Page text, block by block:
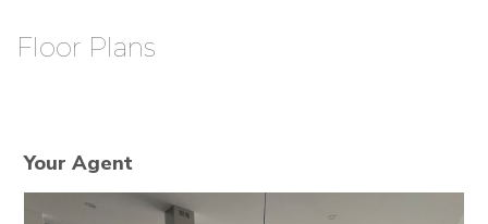
Floor Plans
Your Agent